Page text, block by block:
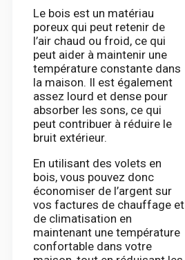
Le bois est un matériau
poreux qui peut retenir de
l’air chaud ou froid, ce qui
peut aider à maintenir une
température constante dans
la maison. Il est également
assez lourd et dense pour
absorber les sons, ce qui
peut contribuer à réduire le
bruit extérieur.
En utilisant des volets en
bois, vous pouvez donc
économiser de l’argent sur
vos factures de chauffage et
de climatisation en
maintenant une température
confortable dans votre